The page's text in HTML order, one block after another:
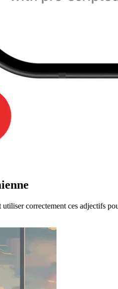
correctement ces adjectifs